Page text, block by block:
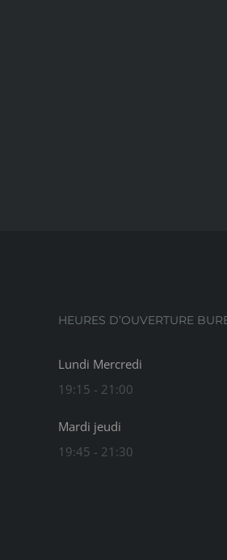
HEURES D’OUVERTURE
Lundi Mercredi
19:15 - 21:00
Mardi jeudi
19:45 - 21:30